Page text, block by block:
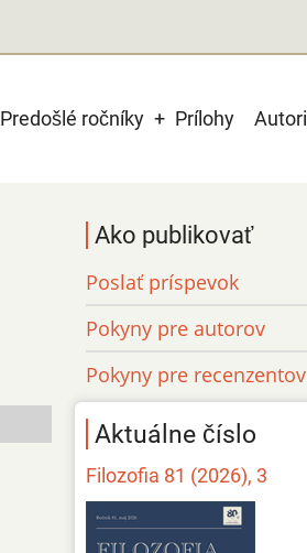
Predošlé ročníky Prílohy Autori
Ako publikovať
Poslať príspevok
Pokyny pre autorov
Pokyny pre recenzentov
Aktuálne číslo
Filozofia 81 (2026), 3